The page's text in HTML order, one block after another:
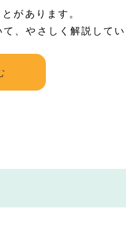
があります。
、やさしく解説してい